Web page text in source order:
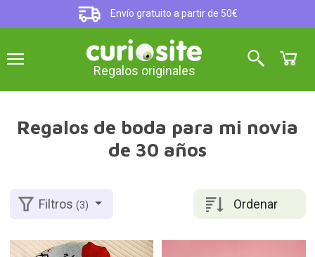
Envío gratuito a partir de 50€
Regalos originales
Regalos de boda para mi novia
de 30 años
Ordenar
Filtros(3)